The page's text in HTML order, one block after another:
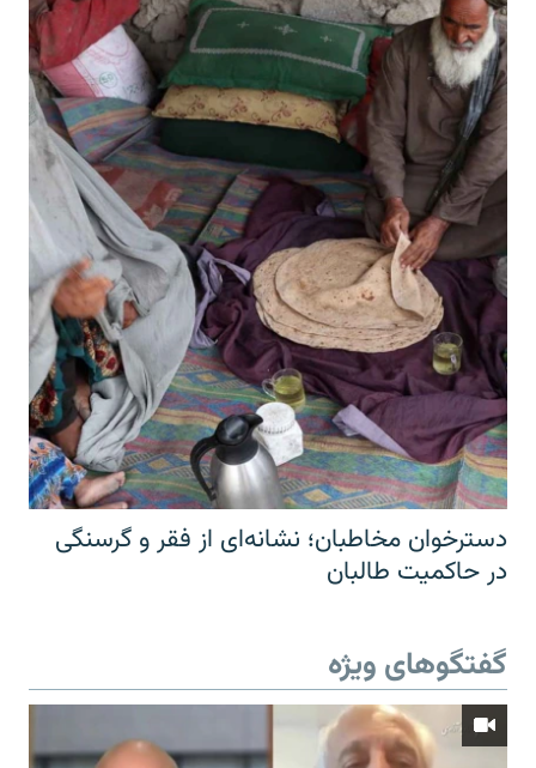
دسترخوان مخاطبان؛ نشانه‌ای از فقر و گرسنگی
در حاکمیت طالبان
گفتگوهای ویژه